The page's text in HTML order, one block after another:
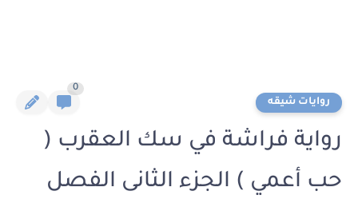
روايات شيقه
0
رواية فراشة في سك العقرب (
حب أعمي ) الجزء الثانى الفصل